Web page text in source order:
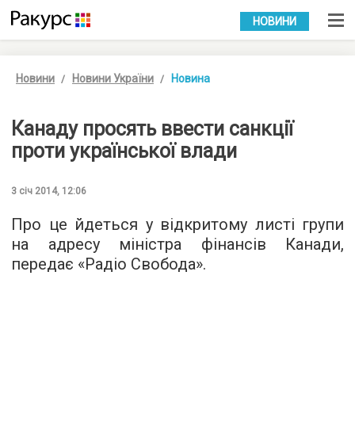
УКР РУС
НОВИНИ
Новини Новини України Новина
Канаду просять ввести санкції
проти української влади
3 січ 2014, 12:06
Про це йдеться у відкритому листі групи
на адресу міністра фінансів Канади,
передає «Радіо Свобода».